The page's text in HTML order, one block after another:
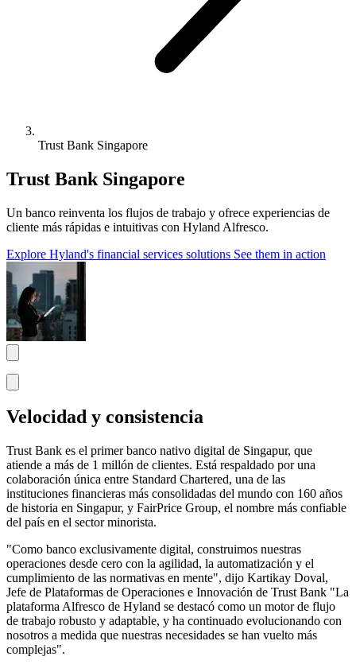
Trust Bank Singapore
Trust Bank Singapore
Un banco reinventa los flujos de trabajo y ofrece experiencias de
cliente más rápidas e intuitivas con Hyland Alfresco.
Explore Hyland's financial services solutions See them in action
Velocidad y consistencia
Trust Bank es el primer banco nativo digital de Singapur, que
atiende a más de 1 millón de clientes. Está respaldado por una
colaboración única entre Standard Chartered, una de las
instituciones financieras más consolidadas del mundo con 160 años
de historia en Singapur, y FairPrice Group, el nombre más confiable
del país en el sector minorista.
"Como banco exclusivamente digital, construimos nuestras
operaciones desde cero con la agilidad, la automatización y el
cumplimiento de las normativas en mente", dijo Kartikay Doval,
Jefe de Plataformas de Operaciones e Innovación de Trust Bank "La
plataforma Alfresco de Hyland se destacó como un motor de flujo
de trabajo robusto y adaptable, y ha continuado evolucionando con
nosotros a medida que nuestras necesidades se han vuelto más
complejas".